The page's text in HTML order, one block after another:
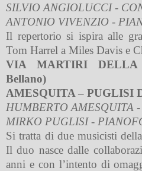
SILVIO ANGIOLUCCI -
ANTONIO VIVENZIO -
Il repertorio si ispira alle
Tom Harrel a Miles Davis e
VIA MARTIRI
Bellano)
AMESQUITA – PUGLISI
HUMBERTO AMESQUITA
MIRKO PUGLISI -
Si tratta di due musicisti
Il duo nasce dalle
anni e con l’intento di